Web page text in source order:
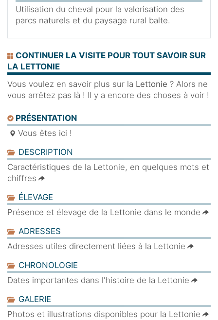
Utilisation du cheval pour la valorisation des
parcs naturels et du paysage rural balte.
CONTINUER LA VISITE POUR TOUT SAVOIR SUR
LA LETTONIE
Vous voulez en savoir plus sur la Lettonie ? Alors ne
vous arrêtez pas là ! Il y a encore des choses à voir !
PRÉSENTATION
Vous êtes ici !
DESCRIPTION
Caractéristiques de la Lettonie, en quelques mots et
chiffres
ÉLEVAGE
Présence et élevage de la Lettonie dans le monde
ADRESSES
Adresses utiles directement liées à la Lettonie
CHRONOLOGIE
Dates importantes dans l'histoire de la Lettonie
GALERIE
Photos et illustrations disponibles pour la Lettonie